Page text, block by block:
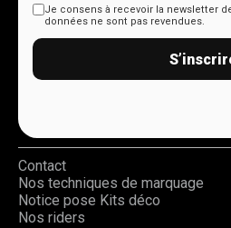
Je consens à recevoir la newsletter
données ne sont pas revendues.
Contact
Nos techniques de marquage
Notice pose Kits déco
Nos riders